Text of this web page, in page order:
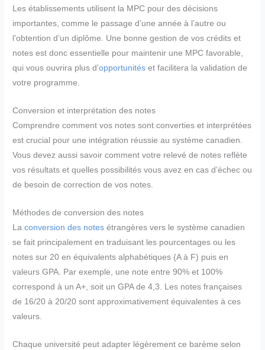
Les établissements utilisent la MPC pour des décisions
importantes, comme le passage d’une année à l’autre ou
l’obtention d’un diplôme. Une bonne gestion de vos crédits et
notes est donc essentielle pour maintenir une MPC favorable,
qui vous ouvrira plus d’opportunités et facilitera la validation de
votre programme.
Conversion et interprétation des notes
Comprendre comment vos notes sont converties et interprétées
est crucial pour une intégration réussie au système canadien.
Vous devez aussi savoir comment votre relevé de notes reflète
vos résultats et quelles possibilités vous avez en cas d’échec ou
de besoin de correction de vos notes.
Méthodes de conversion des notes
Laconversion des notes étrangères vers le système canadien
se fait principalement en traduisant les pourcentages ou les
notes sur 20 en équivalents alphabétiques (A à F) puis en
valeurs GPA. Par exemple, une note entre 90% et 100%
correspond à un A+, soit un GPA de 4,3. Les notes françaises
de 16/20 à 20/20 sont approximativement équivalentes à ces
valeurs.
Chaque université peut adapter légèrement ce barème selon